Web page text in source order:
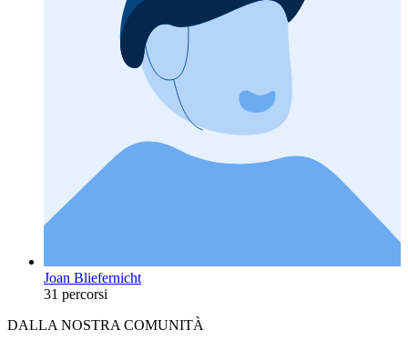
Joan Bliefernicht
31 percorsi
DALLA NOSTRA COMUNITÀ